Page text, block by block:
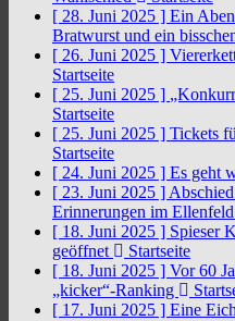
[ 28. Juni 2025 ] Ein
Bratwurst und ein
[ 26. Juni 2025 ]
Startseite
[ 25. Juni 2025 ]
Startseite
[ 25. Juni 2025 ] Tickets
Startseite
[ 24. Juni 2025 ] Es geht
[ 23. Juni 2025 ]
Erinnerungen im Ellenfeld
[ 18. Juni 2025 ] Spieser
geöffnet
Startseite
[ 18. Juni 2025 ] Vor 60
„kicker“-Ranking
[ 17. Juni 2025 ] Eine